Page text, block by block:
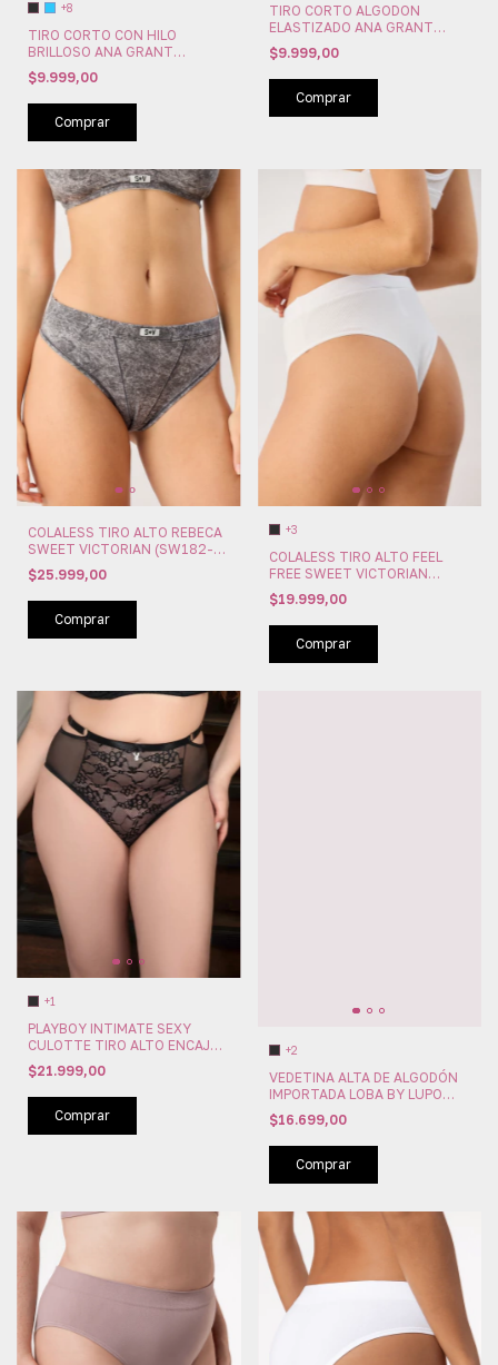
+8
TIRO CORTO CON HILO
BRILLOSO ANA GRANT
(AG4571)
$9.999,00
Comprar
TIRO CORTO ALGODON
ELASTIZADO ANA GRANT
(AG4073)
$9.999,00
Comprar
COLALESS TIRO ALTO REBECA
SWEET VICTORIAN (SW182-
202)
$25.999,00
Comprar
+3
COLALESS TIRO ALTO FEEL
FREE SWEET VICTORIAN
(SW182-173)
$19.999,00
Comprar
+1
PLAYBOY INTIMATE SEXY
CULOTTE TIRO ALTO ENCAJE/
TUL STUNNING (PLAY24174)
$21.999,00
Comprar
+2
VEDETINA ALTA DE ALGODÓN
IMPORTADA LOBA BY LUPO
(LU40351-001)
$16.699,00
Comprar